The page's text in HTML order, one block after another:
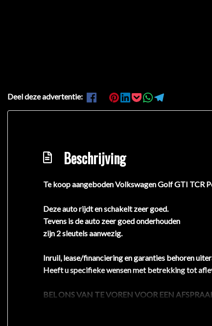
Deel deze advertentie:
Beschrijving
Te koop aangeboden Volkswagen Golf GTI TCR
Deze auto rijdt en schakelt zeer goed.
Tevens is de auto zeer goed onderhouden
zijn 2 sleutels aanwezig.
Inruil, lease/financiering en garanties behoren
Heeft u specifieke wensen met betrekking tot
BEL ONS VAN TE VOREN VOOR EEN